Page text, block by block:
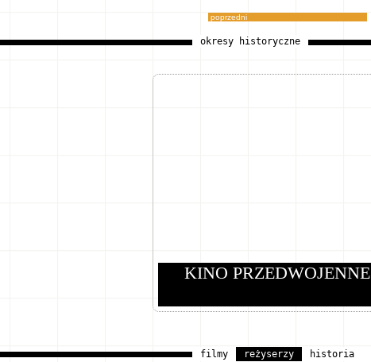
poprzedni
okresy historyczne
KINO PRZEDWOJENNE
filmy reżyserzy historia